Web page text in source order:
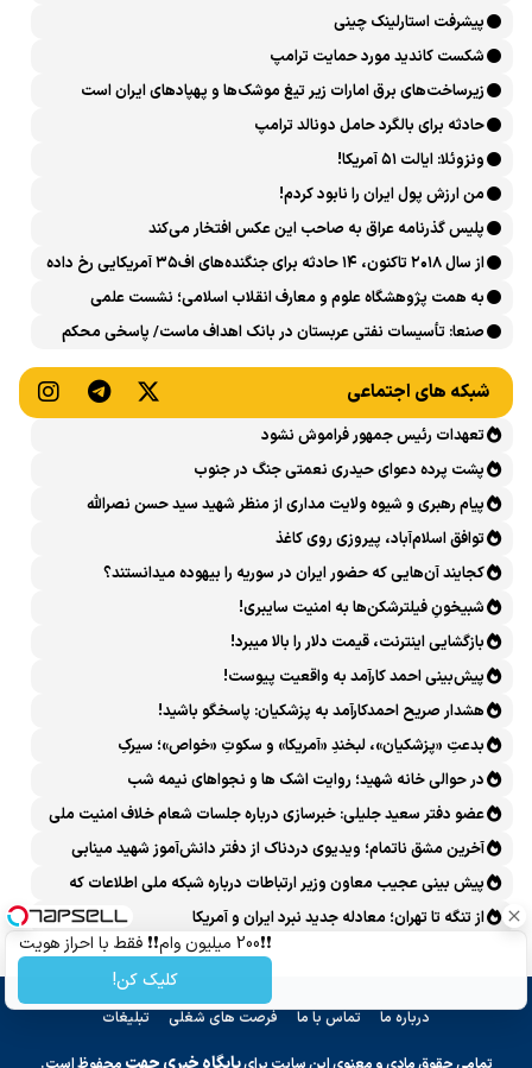
❗❗200 میلیون وام❗❗ فقط با احراز هویت
کلیک کن!
پیشرفت ‏استارلینک چینی
شکست کاندید مورد حمایت ترامپ
زیرساخت‌های برق امارات زیر تیغ موشک‌ها و پهپادهای ایران است
حادثه برای بالگرد حامل دونالد ترامپ
ونزوئلا: ایالت ۵۱ آمریکا!
من ارزش پول ایران را نابود کردم!
پلیس گذرنامه عراق به صاحب این عکس افتخار می‌کند
از سال ۲۰۱۸ تاکنون، ۱۴ حادثه برای جنگنده‌های اف۳۵ آمریکایی رخ داده
است
به همت پژوهشگاه علوم و معارف انقلاب اسلامی؛ نشست علمی
«اربعین حسینی در منظومه فکری رهبر شهید، امام خامنه‌ای» برگزار
صنعا: تأسیسات نفتی عربستان در بانک اهداف ماست/ پاسخی محکم
شبکه های اجتماعی
تعهدات رئیس جمهور فراموش نشود
پشت پرده دعوای حیدری نعمتی جنگ در جنوب
پیام رهبری و شیوه ولایت مداری از منظر شهید سید حسن نصرالله
توافق اسلام‌آباد، پیروزی روی کاغذ
کجایند آن‌هایی که حضور ایران در سوریه را بیهوده میدانستند؟
شبیخونِ فیلترشکن‌ها به امنیت سایبری!
بازگشایی اینترنت، قیمت دلار را بالا میبرد!
پیش‌بینی احمد کارآمد به واقعیت پیوست!
هشدار صریح احمدکارآمد به پزشکیان: پاسخگو باشید!
بدعتِ «پزشکیان»، لبخندِ «آمریکا» و سکوتِ «خواص»؛ سیرکِ
قانون‌گریزی در روز روشن!
در حوالی خانه شهید؛ روایت اشک ها و نجواهای نیمه شب
عضو دفتر سعید جلیلی: خبرسازی درباره جلسات شعام خلاف امنیت ملی
است
آخرین مشق ناتمام؛ ویدیوی دردناک از دفتر دانش‌آموز شهید مینابی
پربازدید شد
پیش بینی عجیب معاون وزیر ارتباطات درباره شبکه ملی اطلاعات که
محقق هم نشد!
از تنگه تا تهران؛ معادله جدید نبرد ایران و آمریکا
درباره ما تماس با ما فرصت های شغلی تبلیغات